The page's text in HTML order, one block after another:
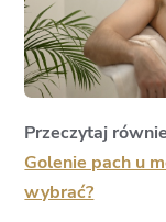
Przeczytaj
Golenie pach u
wybrać?